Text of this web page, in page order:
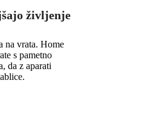
življenje
na vrata. Home
s pametno
da z aparati